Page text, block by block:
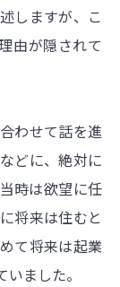
しますが、こ
由が隠されて
わせて話を進
どに、絶対に
時は欲望に任
将来は住むと
て将来は起業
ました。